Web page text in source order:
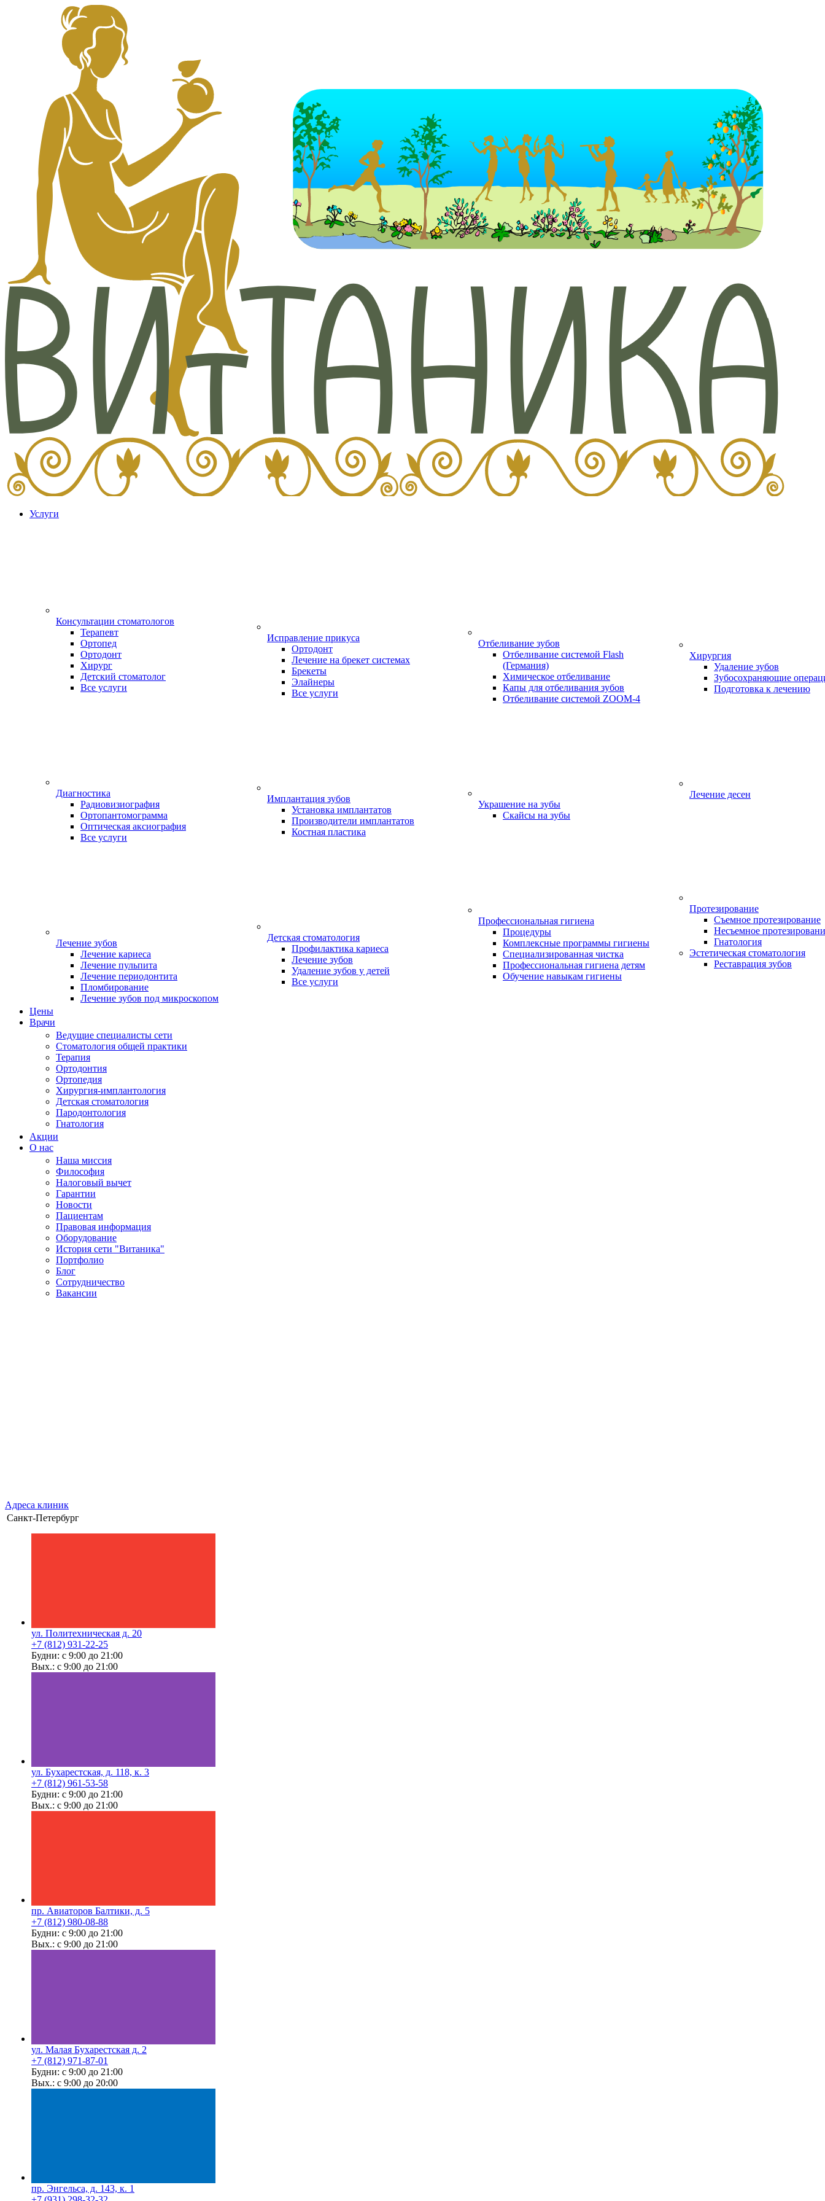
Услуги
Консультации стоматологов
Терапевт
Ортопед
Ортодонт
Хирург
Детский стоматолог
Все услуги
Диагностика
Радиовизиография
Ортопантомограмма
Оптическая аксиография
Все услуги
Лечение зубов
Лечение кариеса
Лечение пульпита
Лечение периодонтита
Пломбирование
Лечение зубов под микроскопом
Исправление прикуса
Ортодонт
Лечение на брекет системах
Брекеты
Элайнеры
Все услуги
Имплантация зубов
Установка имплантатов
Производители имплантатов
Костная пластика
Детская стоматология
Профилактика кариеса
Лечение зубов
Удаление зубов у детей
Все услуги
Отбеливание зубов
Отбеливание системой Flash
(Германия)
Химическое отбеливание
Капы для отбеливания зубов
Отбеливание системой ZOOM-4
Украшение на зубы
Скайсы на зубы
Профессиональная гигиена
Процедуры
Комплексные программы гигиены
Специализированная чистка
Профессиональная гигиена детям
Обучение навыкам гигиены
Хирургия
Удаление зубов
Зубосохраняющие
Подготовка к лечению
Лечение десен
Протезирование
Съемное протезирование
Несъемное
Гнатология
Эстетическая стоматология
Реставрация зубов
Цены
Врачи
Ведущие специалисты сети
Стоматология общей практики
Терапия
Ортодонтия
Ортопедия
Хирургия-имплантология
Детская стоматология
Пародонтология
Гнатология
Акции
О нас
Наша миссия
Философия
Налоговый вычет
Гарантии
Новости
Пациентам
Правовая информация
Оборудование
История сети "Витаника"
Портфолио
Блог
Сотрудничество
Вакансии
Адреса клиник
Санкт-Петербург
ул. Политехническая д. 20
+7 (812) 931-22-25
Будни: с 9:00 до 21:00
Вых.: с 9:00 до 21:00
ул. Бухарестская, д. 118, к. 3
+7 (812) 961-53-58
Будни: с 9:00 до 21:00
Вых.: с 9:00 до 21:00
пр. Авиаторов Балтики, д. 5
+7 (812) 980-08-88
Будни: с 9:00 до 21:00
Вых.: с 9:00 до 21:00
ул. Малая Бухарестская д. 2
+7 (812) 971-87-01
Будни: с 9:00 до 21:00
Вых.: с 9:00 до 20:00
пр. Энгельса, д. 143, к. 1